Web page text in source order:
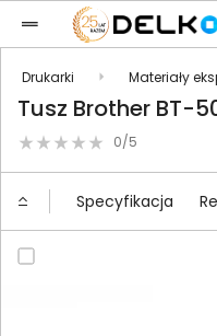
Drukarki Materiały
Tusz Brother BT-
0/5
Specyfikacja